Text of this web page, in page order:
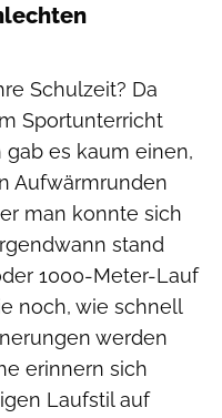
Schulzeit? Da
Sportunterricht
es kaum einen,
Aufwärmrunden
man konnte sich
stand
1000-Meter-Lauf
noch, wie schnell
werden
erinnern sich
Laufstil auf